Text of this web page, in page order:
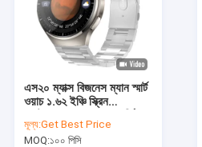
ভিডিও
আমাদের সম্পর্কে
এস২০ ম্যাক্স বিজনেস ম্যান স্মার্ট
ওয়াচ ১.৬২ ইঞ্চি স্ক্রিন
বিটি কল
মূল্য:Get Best Price
MOQ:১০০ পিসি